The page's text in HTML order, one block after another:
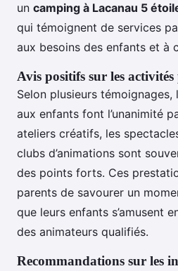
un camping à Lacanau 5
qui témoignent de services
aux besoins des enfants et à
Avis positifs sur les
Selon plusieurs
aux enfants font l’unanimité
ateliers créatifs, les
clubs d’animations sont
des points forts. Ces
parents de savourer un
que leurs enfants s’amusent
des animateurs qualifiés.
Recommandations sur les